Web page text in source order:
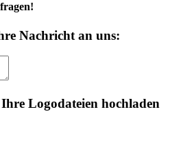
Nachricht an uns:
Logodateien hochladen